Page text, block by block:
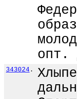
опт.
343024 .